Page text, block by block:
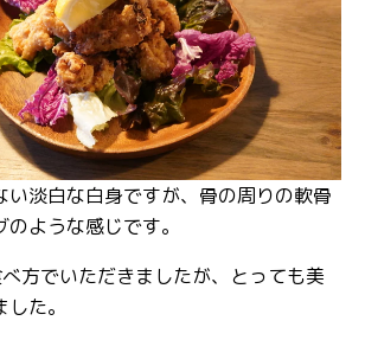
い淡白な白身ですが、骨の周りの軟骨
ような感じです。
方でいただきましたが、とっても美
た。